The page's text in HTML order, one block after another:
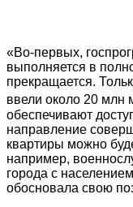
«Во-первых,
выполняется в
прекращается.
ввели около 20 млн
обеспечивают
направление
квартиры можно
например,
города с
обосновала свою